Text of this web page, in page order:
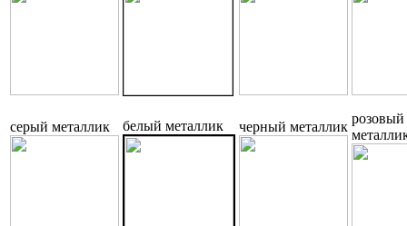
серый металлик белый металлик черный металлик
розовый